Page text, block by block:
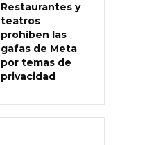
Restaurantes y
teatros
prohíben las
gafas de Meta
por temas de
privacidad